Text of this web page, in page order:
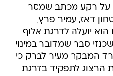
על רקע מכתב שמסר
שר הביטחון דאז, עמיר פרץ,
הוא יועלה לדרגת אלוף
סבר שמדובר במינוי
המבקר מעיר לברק כי
הרצוג לתפקיד בדרגת